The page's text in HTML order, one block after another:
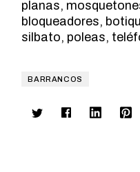
planas,
bloqueadores,
silbato, poleas,
BARRANCOS